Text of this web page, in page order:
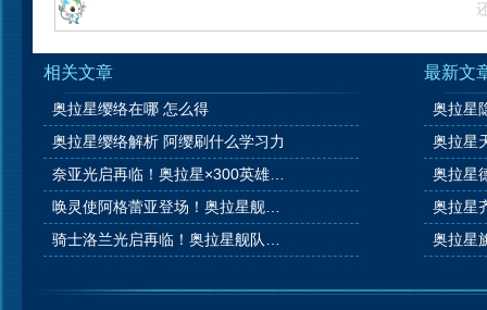
相关文章
奥拉星缨络在哪 怎么得
奥拉星缨络解析 阿缨刷什么学习力
最新文